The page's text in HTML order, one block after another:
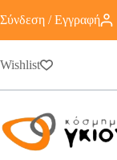
Σύνδεση / Εγγραφή
Wishlist